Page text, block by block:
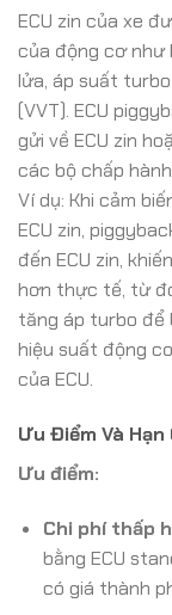
ECU zin của xe
của động cơ như
lửa, áp suất
(VVT). ECU
gửi về ECU zin
các bộ chấp
Ví dụ: Khi cảm
ECU zin,
đến ECU zin,
hơn thực tế, từ
tăng áp turbo để
hiệu suất động
của ECU.
Ưu Điểm Và
Ưu điểm:
Chi phí thấp
bằng ECU
có giá thành